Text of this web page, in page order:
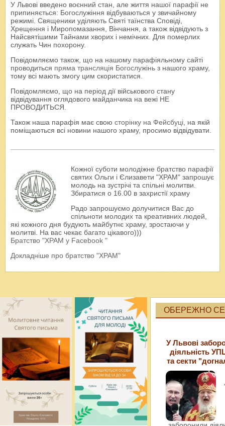
У Львові введено воєнний стан, але життя нашої парафії не
припиняється: Богослужіння відбуваються у звичайному
режимі. Священики уділяють Святі таїнства Сповіді,
Хрещення і Миропомазання, Вінчання, а також відвідують з
Найсвятішими Тайнами хворих і немічних. Для померлих
служать Чин похорону.
Повідомляємо також, що на нашому парафіяльному сайті
проводиться пряма трансляція Богослужінь з нашого храму,
тому всі мають змогу цим скористатися.
Повідомляємо, що на період дії військового стану
відвідування оглядового майданчика на вежі НЕ
ПРОВОДИТЬСЯ.
Також наша парафія має свою сторінку на Фейсбуці, на якій
поміщаються всі новини нашого храму, просимо відвідувати.
Кожної суботи молодіжне братство парафії
святих Ольги і Єлизавети "ХРАМ" запрошує
молодь на зустрічі та спільні молитви.
Збиратися о 16.00 в захристії храму
Радо запрошуємо долучитися Вас до
спільноти молодих та креативних людей,
які кожного дня будують майбутнє храму, зростаючи у
молитві. На вас чекає багато цікавого)))
Братство "ХРАМ у Facebook "
Докладніше про братство "ХРАМ"
ОБЕРЕЖНО
У Львові
діяльність
та секти